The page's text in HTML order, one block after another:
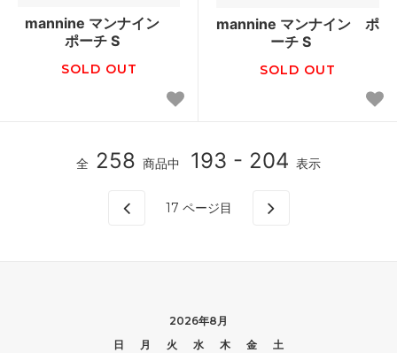
mannine マンナイン
ポーチ S
SOLD OUT
mannine マンナイン ポ
ーチ S
SOLD OUT
全 258 商品中 193 - 204 表示
17 ページ目
2026年8月
日
月 火 水 木 金
土